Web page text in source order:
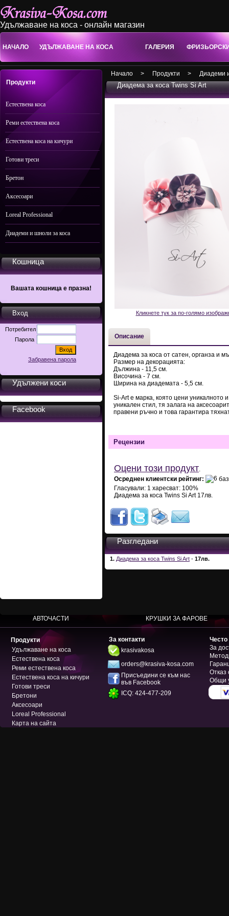
Удължаване на коса - онлайн магазин
НАЧАЛО УДЪЛЖАВАНЕ НА КОСА ГАЛЕРИЯ
Продукти
Естествена коса
Реми естествена коса
Естествена коса на кичури
Готови треси
Бретон
Аксесоари
Loreal Professional
Диадеми и шноли за коса
Кошница
Вашата кошница е празна!
Вход
Потребител
Парола
Забравена парола
Удължени коси
Facebook
Начало > Продукти > Диадеми
Диадема за коса Twins Si Art
Кликнете тук за по-голямо
Описание
Диадема за коса от сатен, органза и
Размер на декорацията:
Дължина - 11,5 см.
Височина - 7 см.
Ширина на диадемата - 5,5 см.
Si-Art е марка, която цени уникалното
уникален стил, тя залага на
правени ръчно и това гарантира
Рецензии
Оцени този продукт.
Осреднен клиентски рейтинг:
Гласували: 1 харесват: 100%
Диадема за коса Twins Si Art 17лв.
Разгледани
1. Диадема за коса Twins Si Art - 17лв.
АВТОЧАСТИ КРУШКИ ЗА ФАРОВЕ
Продукти
Удължаване на коса
Естествена коса
Реми естествена коса
Естествена коса на кичури
Готови треси
Бретони
Аксесоари
Loreal Professional
Карта на сайта
За контакти
krasivakosa
orders@krasiva-kosa.com
Присъедини се към нас
във Facebook
ICQ: 424-477-209
Често
За
Отказ
Общи